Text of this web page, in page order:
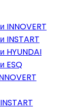
INNOVERT
INSTART
HYUNDAI
ESQ